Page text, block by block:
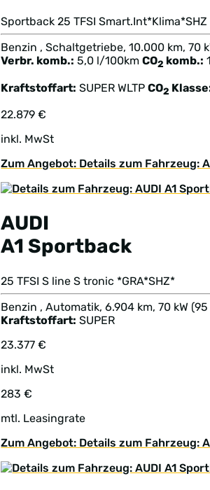
Sportback 25 TFSI Smart.Int*Klima*SHZ
Benzin , Schaltgetriebe, 10.000 km, 70
Verbr. komb.: 5,0 l/100km CO2 komb.:
Kraftstoffart: SUPER WLTPCO2
22.879 €
inkl. MwSt
Zum Angebot: Details zum Fahrzeug:
AUDI
A1 Sportback
25 TFSI S line S tronic *GRA*SHZ*
Benzin , Automatik, 6.904 km, 70 kW (95
Kraftstoffart: SUPER
23.377 €
inkl. MwSt
283 €
mtl. Leasingrate
Zum Angebot: Details zum Fahrzeug: